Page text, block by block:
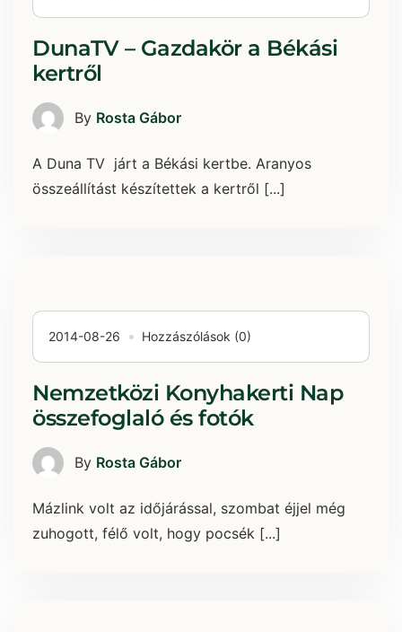
DunaTV – Gazdakör a Békási
kertről
By Rosta Gábor
A Duna TV járt a Békási kertbe. Aranyos
összeállítást készítettek a kertről [...]
2014-08-26 Hozzászólások (0)
Nemzetközi Konyhakerti Nap
összefoglaló és fotók
By Rosta Gábor
Mázlink volt az időjárással, szombat éjjel még
zuhogott, félő volt, hogy pocsék [...]